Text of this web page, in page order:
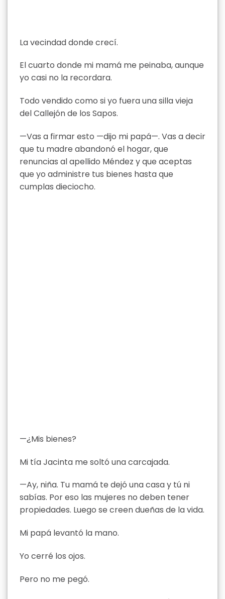
La vecindad donde crecí.
El cuarto donde mi mamá me peinaba, aunque
yo casi no la recordara.
Todo vendido como si yo fuera una silla vieja
del Callejón de los Sapos.
—Vas a firmar esto —dijo mi papá—. Vas a decir
que tu madre abandonó el hogar, que
renuncias al apellido Méndez y que aceptas
que yo administre tus bienes hasta que
cumplas dieciocho.
—¿Mis bienes?
Mi tía Jacinta me soltó una carcajada.
—Ay, niña. Tu mamá te dejó una casa y tú ni
sabías. Por eso las mujeres no deben tener
propiedades. Luego se creen dueñas de la vida.
Mi papá levantó la mano.
Yo cerré los ojos.
Pero no me pegó.